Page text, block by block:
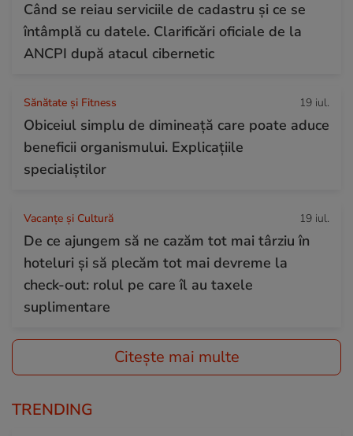
Când se reiau serviciile de cadastru și ce se
întâmplă cu datele. Clarificări oficiale de la
ANCPI după atacul cibernetic
Sănătate și Fitness 19 iul.
Obiceiul simplu de dimineață care poate aduce
beneficii organismului. Explicațiile
specialiștilor
Vacanțe și Cultură 19 iul.
De ce ajungem să ne cazăm tot mai târziu în
hoteluri și să plecăm tot mai devreme la
check-out: rolul pe care îl au taxele
suplimentare
Citește mai multe
TRENDING